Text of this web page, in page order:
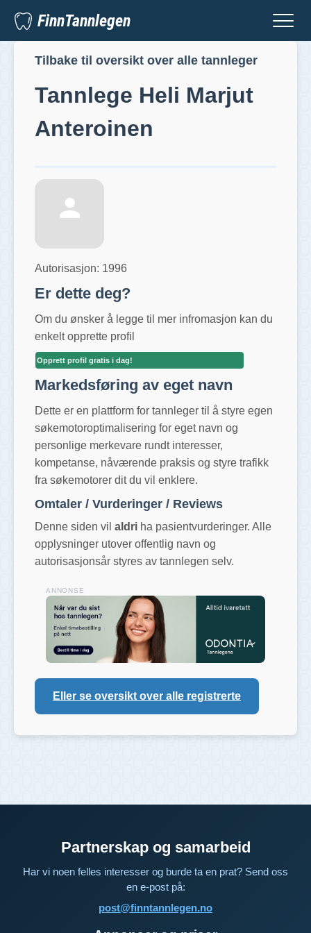
FinnTannlegen
Tilbake til oversikt over alle tannleger
Tannlege Heli Marjut
Anteroinen
Autorisasjon: 1996
Er dette deg?
Om du ønsker å legge til mer infromasjon kan du
enkelt opprette profil
Opprett profil gratis i dag!
Markedsføring av eget navn
Dette er en plattform for tannleger til å styre egen
søkemotoroptimalisering for eget navn og
personlige merkevare rundt interesser,
kompetanse, nåværende praksis og styre trafikk
fra søkemotorer dit du vil enklere.
Omtaler / Vurderinger / Reviews
Denne siden vil aldri ha pasientvurderinger. Alle
opplysninger utover offentlig navn og
autorisasjonsår styres av tannlegen selv.
ANNONSE
Eller se oversikt over alle registrerte
Partnerskap og samarbeid
Har vi noen felles interesser og burde ta en prat? Send oss
en e-post på:
post@finntannlegen.no